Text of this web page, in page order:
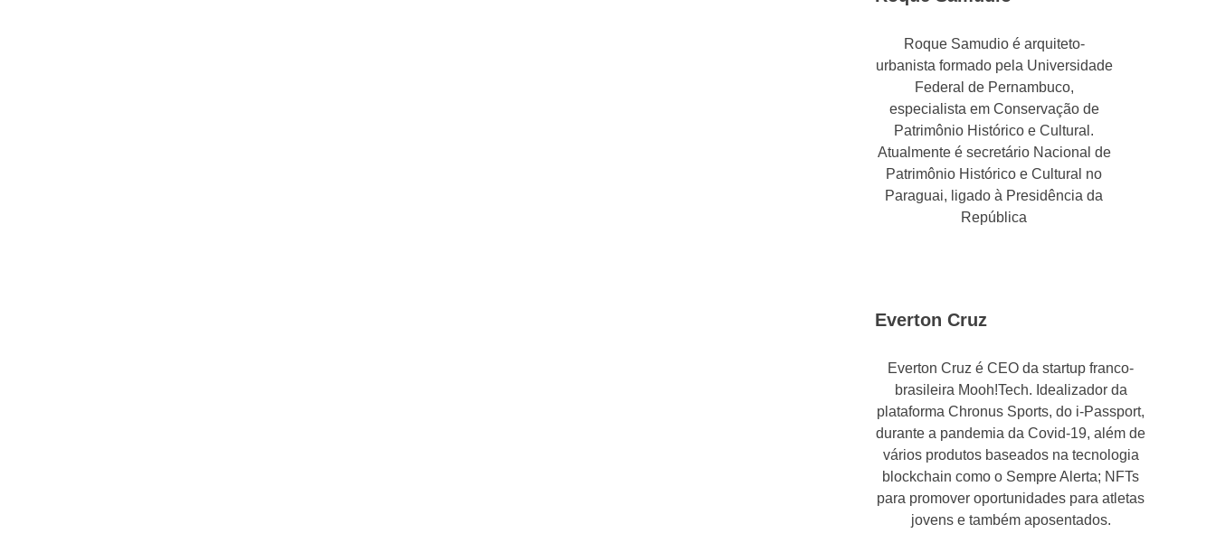
Roque Samudio é arquiteto-
urbanista formado pela Universidade
Federal de Pernambuco,
especialista em Conservação de
Patrimônio Histórico e Cultural.
Atualmente é secretário Nacional de
Patrimônio Histórico e Cultural no
Paraguai, ligado à Presidência da
República
Everton Cruz
Everton Cruz é CEO da startup franco-
brasileira Mooh!Tech. Idealizador da
plataforma Chronus Sports, do i-Passport,
durante a pandemia da Covid-19, além de
vários produtos baseados na tecnologia
blockchain como o Sempre Alerta; NFTs
para promover oportunidades para atletas
jovens e também aposentados.